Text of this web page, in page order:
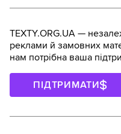
TEXTY.ORG.UA —
реклами й замовних
нам потрібна ваша
ПІДТРИМАТИ